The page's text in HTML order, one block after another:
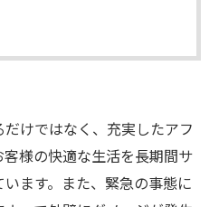
けではなく、充実したアフ
様の快適な生活を長期間サ
ます。また、緊急の事態に